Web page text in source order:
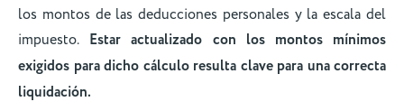
los montos de las deducciones personales y la escala del
impuesto. Estar actualizado con los montos mínimos
exigidos para dicho cálculo resulta clave para una correcta
liquidación.